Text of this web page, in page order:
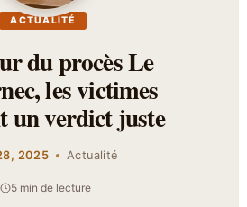
ACTUALITÉ
du procès Le
les victimes
un verdict juste
2025 Actualité
5 min de lecture